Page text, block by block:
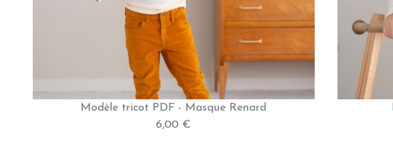
Modèle tricot PDF - Masque Renard
6,00 €